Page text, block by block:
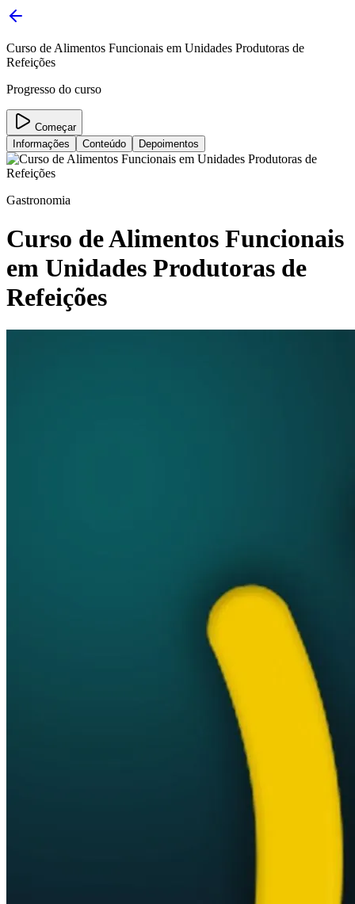
Curso de Alimentos Funcionais em Unidades Produtoras de
Refeições
Progresso do curso
Começar
Informações
Conteúdo Depoimentos
Gastronomia
Curso de Alimentos Funcionais
em Unidades Produtoras de
Refeições